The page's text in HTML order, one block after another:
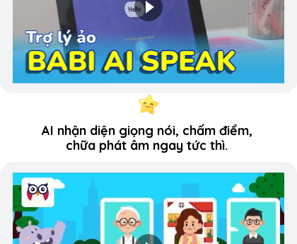
AI nhận diện giọng nói, chấm điểm,
chữa phát âm ngay tức thì.